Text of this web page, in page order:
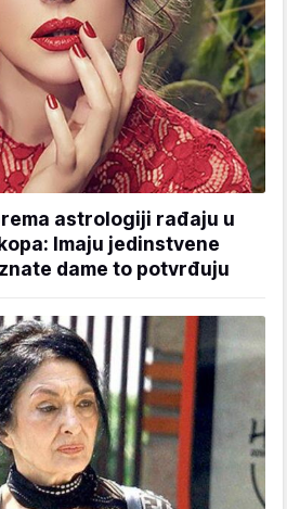
astrologiji rađaju u
Imaju jedinstvene
dame to potvrđuju